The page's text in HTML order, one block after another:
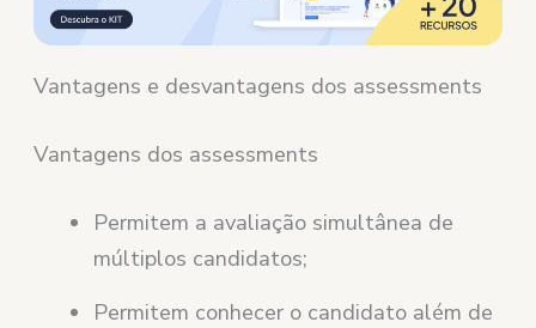
Vantagens e desvantagens dos assessments
Vantagens dos assessments
Permitem a avaliação simultânea de
múltiplos candidatos;
Permitem conhecer o candidato além de